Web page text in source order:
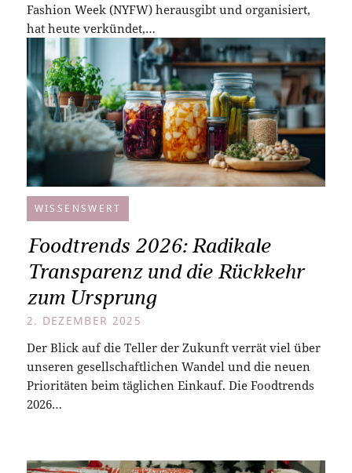
Fashion Week (NYFW) herausgibt und organisiert,
hat heute verkündet,…
WISSENSWERT
Foodtrends 2026: Radikale
Transparenz und die Rückkehr
zum Ursprung
2. DEZEMBER 2025
Der Blick auf die Teller der Zukunft verrät viel über
unseren gesellschaftlichen Wandel und die neuen
Prioritäten beim täglichen Einkauf. Die Foodtrends
2026…